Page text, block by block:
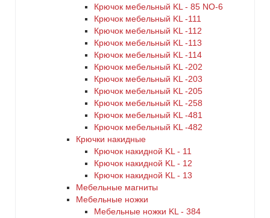
Крючок мебельный KL - 85 NO-6
Крючок мебельный KL -111
Крючок мебельный KL -112
Крючок мебельный KL -113
Крючок мебельный KL -114
Крючок мебельный KL -202
Крючок мебельный KL -203
Крючок мебельный KL -205
Крючок мебельный KL -258
Крючок мебельный KL -481
Крючок мебельный KL -482
Крючки накидные
Крючок накидной KL - 11
Крючок накидной KL - 12
Крючок накидной KL - 13
Мебельные магниты
Мебельные ножки
Мебельные ножки KL - 384